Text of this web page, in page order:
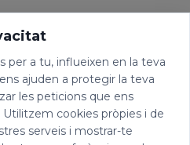
per a tu, influeixen en la teva
ajuden a protegir la teva
les peticions que ens
Utilitzem cookies pròpies i de
serveis i mostrar-te